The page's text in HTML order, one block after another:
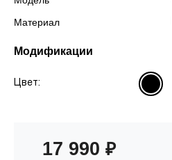
Материал
Модификации
Цвет:
17 990 ₽